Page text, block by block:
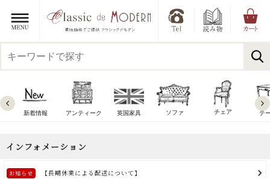
新着情報 アンティーク 英国家具 ソファ チェア テ